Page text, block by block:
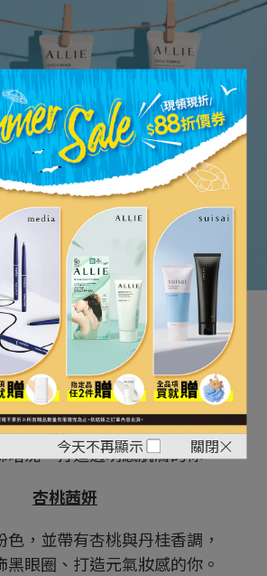
立即購買
今天不再顯示 關閉
持采濾鏡調色UV防曬乳】
紫陽明妍
，並帶有紫陽花露滴與鼠尾草香
調，
暗沈、打造透明感肌膚的你。
杏桃茜妍
色，並帶有杏桃與丹桂香調，
黑眼圈、打造元氣妝感的你。